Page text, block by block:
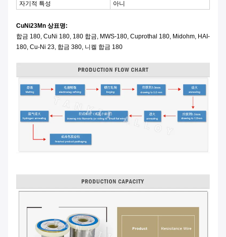
자기적 특성
아니
CuNi23Mn 상표명:
합금 180, CuNi 180, 180 합금, MWS-180, Cuprothal 180, Midohm, HAI-
180, Cu-Ni 23, 합금 380, 니켈 합금 180